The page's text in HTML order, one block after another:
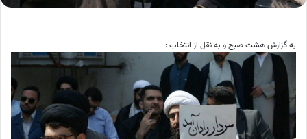
به گزارش هشت صبح و به نقل از انتخاب :